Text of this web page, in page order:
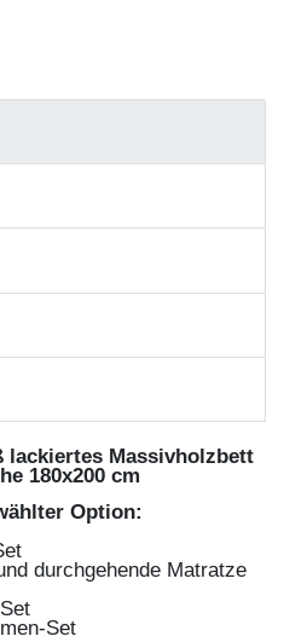
lackiertes Massivholzbett
180x200 cm
Option:
durchgehende Matratze
Set